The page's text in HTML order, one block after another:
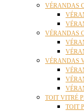
VÉRANDAS
VÉRANDAS
VÉRANDAS
TOIT VITRÉ
TOIT